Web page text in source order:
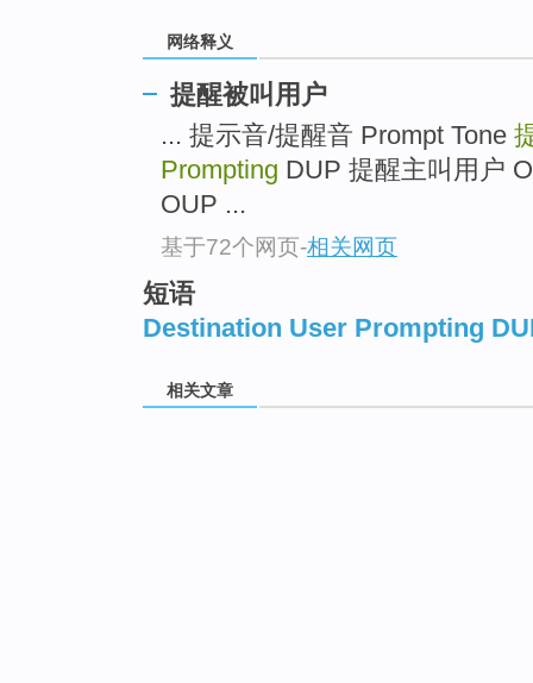
网络释义
提醒被叫用户
... 提示音/提醒音 Prompt Tone
Prompting DUP 提醒主叫用户
OUP ...
基于72个网页-相关网页
短语
Destination User Prompting
相关文章